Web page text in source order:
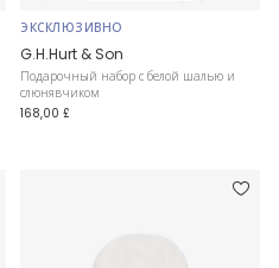
ЭКСКЛЮЗИВНО
G.H.Hurt & Son
Подарочный набор с белой шалью и
слюнявчиком
168,00 £